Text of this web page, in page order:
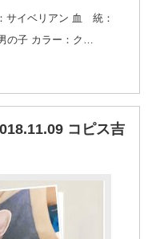
サイベリアン 血 統：
の子 カラー：ク…
コピス吉